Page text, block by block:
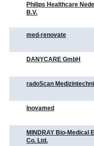
Philips Healthcare
B.V.
med-renovate
DANYCARE GmbH
radoScan
Inovamed
MINDRAY Bio-Medical
Co. Ltd.